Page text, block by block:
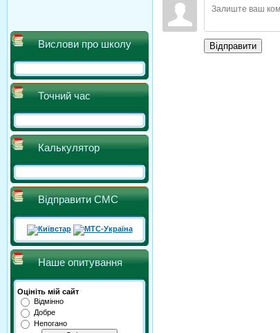
Вислови про школу
Точний час
Калькулятор
Відправити СМС
Наше опитування
Оцініть мій сайт
Відмінно
Добре
Непогано
Відправити